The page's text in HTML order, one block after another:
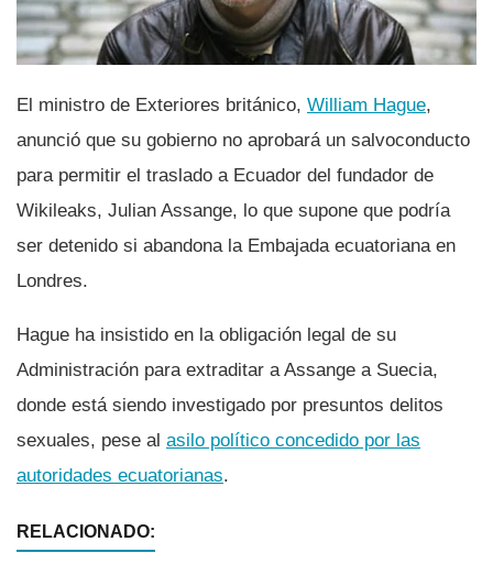
El ministro de Exteriores británico, William Hague,
anunció que su gobierno no aprobará un salvoconducto
para permitir el traslado a Ecuador del fundador de
Wikileaks, Julian Assange, lo que supone que podrí­a
ser detenido si abandona la Embajada ecuatoriana en
Londres.
Hague ha insistido en la obligación legal de su
Administración para extraditar a Assange a Suecia,
donde está siendo investigado por presuntos delitos
sexuales, pese al asilo polí­tico concedido por las
autoridades ecuatorianas.
RELACIONADO: